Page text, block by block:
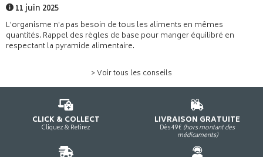
11 juin 2025
L'organisme n'a pas besoin de tous les aliments en mêmes
quantités. Rappel des règles de base pour manger équilibré en
respectant la pyramide alimentaire.
> Voir tous les conseils
CLICK & COLLECT
Cliquez & Retirez
LIVRAISON GRATUITE
Dès 49€ (hors montant des
médicaments)